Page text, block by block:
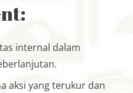
internal dalam
aksi yang terukur dan